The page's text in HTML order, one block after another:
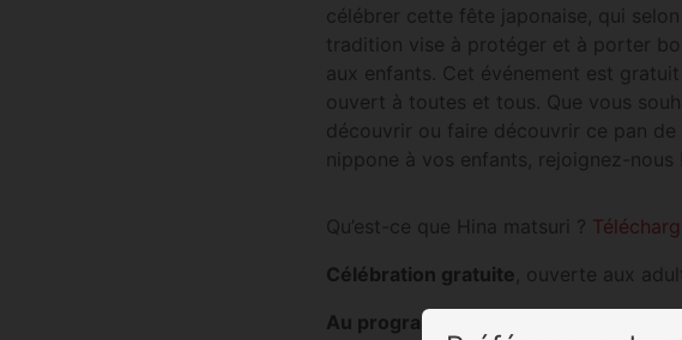
célébrer cette fête japonaise, qui selon
tradition vise à protéger et à porter
aux enfants. Cet événement est
ouvert à toutes et tous. Que vous
découvrir ou faire découvrir ce pan de
nippone à vos enfants, rejoignez-nous !
Qu’est-ce que Hina matsuri ?
Célébration gratuite, ouverte aux
Au programme des festivités